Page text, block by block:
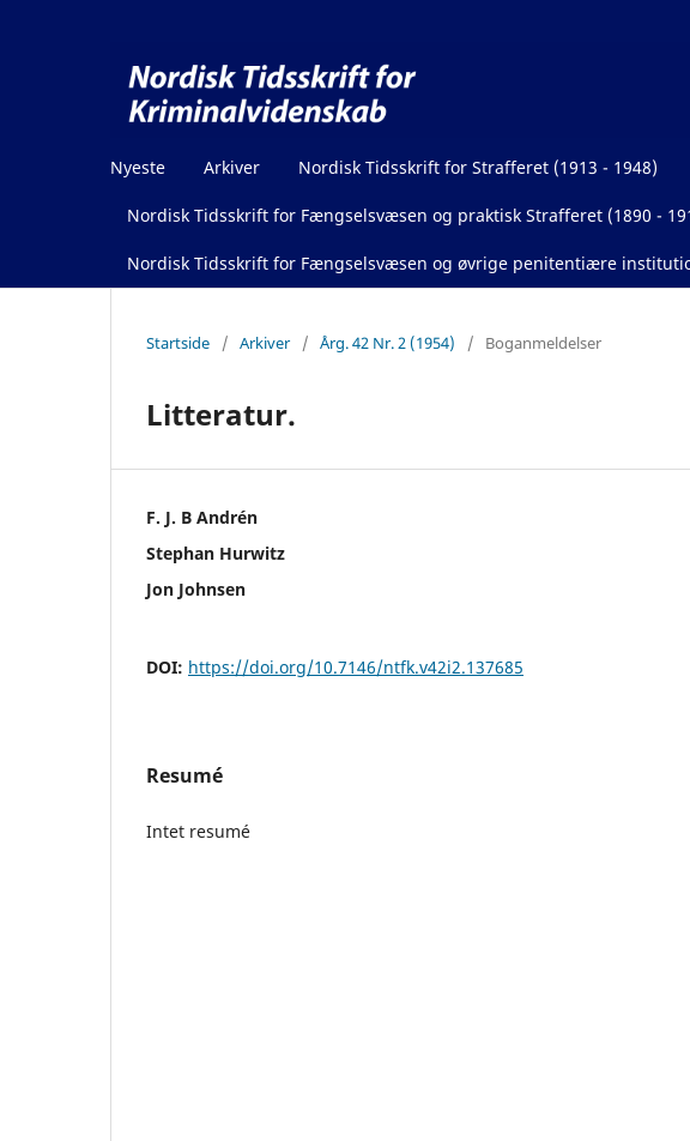
Nyeste Arkiver Nordisk Tidsskrift for Strafferet (1913 - 1948)
Nordisk Tidsskrift for Fængselsvæsen og praktisk Strafferet (1890 -
Nordisk Tidsskrift for Fængselsvæsen og øvrige penitentiære
Startside / Arkiver / Årg. 42 Nr. 2 (1954) / Boganmeldelser
Litteratur.
F. J. B Andrén
Stephan Hurwitz
Jon Johnsen
DOI: https://doi.org/10.7146/ntfk.v42i2.137685
Resumé
Intet resumé